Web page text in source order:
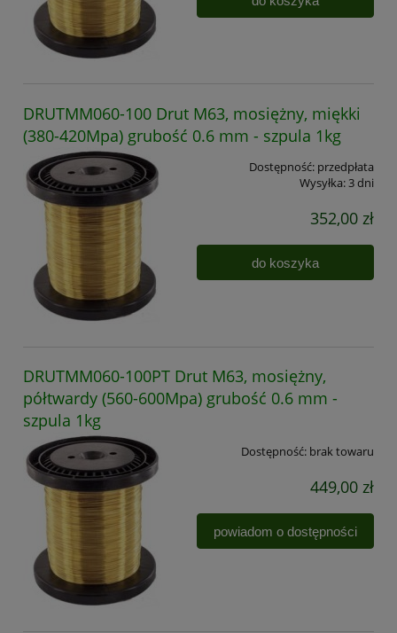
DRUTMM060-100 Drut M63, mosiężny, miękki
(380-420Mpa) grubość 0.6 mm - szpula 1kg
Dostępność: przedpłata
Wysyłka:3 dni
352,00 zł
do koszyka
DRUTMM060-100PT Drut M63, mosiężny,
półtwardy (560-600Mpa) grubość 0.6 mm -
szpula 1kg
Dostępność: brak towaru
449,00 zł
powiadom o dostępności